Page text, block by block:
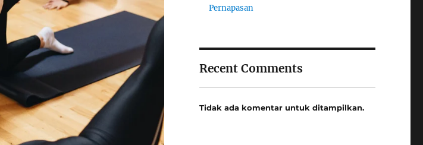
Pernapasan
Recent Comments
Tidak ada komentar untuk ditampilkan.